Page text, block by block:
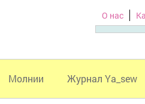
О нас
Молнии Журнал Ya_sew